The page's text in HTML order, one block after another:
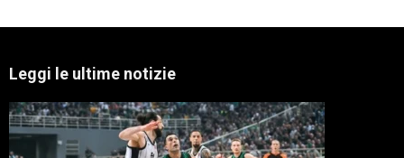
Leggi le ultime notizie